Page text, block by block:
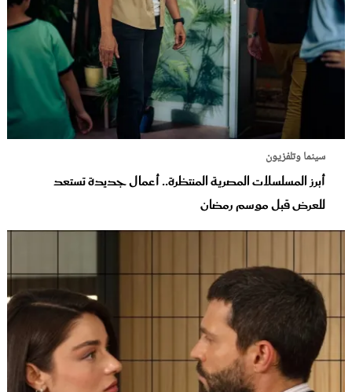
سينما وتلفزيون
أبرز المسلسلات المصرية المنتظرة.. أعمال جديدة تستعد
للعرض قبل موسم رمضان